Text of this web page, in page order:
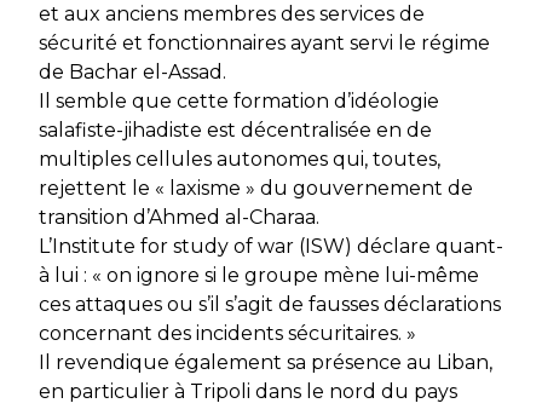
et aux anciens membres des services de
sécurité et fonctionnaires ayant servi le régime
de Bachar el-Assad.
Il semble que cette formation d’idéologie
salafiste-jihadiste est décentralisée en de
multiples cellules autonomes qui, toutes,
rejettent le « laxisme » du gouvernement de
transition d’Ahmed al-Charaa.
L’Institute for study of war (ISW) déclare quant-
à lui : « on ignore si le groupe mène lui-même
ces attaques ou s’il s’agit de fausses déclarations
concernant des incidents sécuritaires. »
Il revendique également sa présence au Liban,
en particulier à Tripoli dans le nord du pays